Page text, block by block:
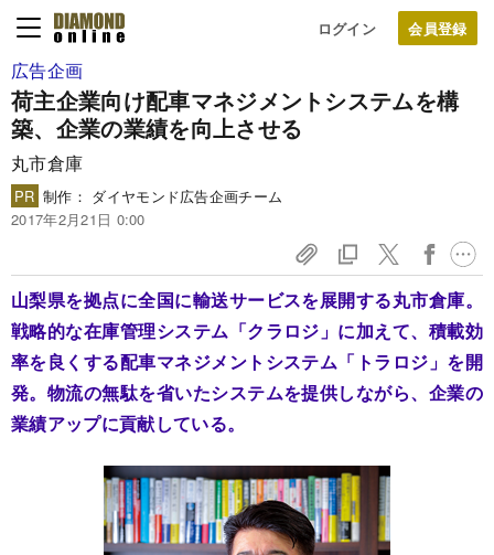
ログイン
広告企画
荷主企業向け配車マネジメントシステムを構
築、企業の業績を向上させる
丸市倉庫
PR 制作： ダイヤモンド広告企画チーム
2017年2月21日 0:00
山梨県を拠点に全国に輸送サービスを展開する丸市倉庫。
戦略的な在庫管理システム「クラロジ」に加えて、積載効
率を良くする配車マネジメントシステム「トラロジ」を開
発。物流の無駄を省いたシステムを提供しながら、企業の
業績アップに貢献している。